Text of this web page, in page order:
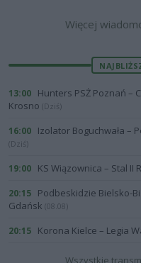
Więcej
13:00
Hunters PSŻ Poznań –
Krosno (Dziś)
16:00 Izolator Boguchwała –
(Dziś)
19:00 KS Wiązownica – Stal II
20:15
Podbeskidzie Bielsko-
Gdańsk (08.08)
20:15 Korona Kielce – Legia
Wszystkie